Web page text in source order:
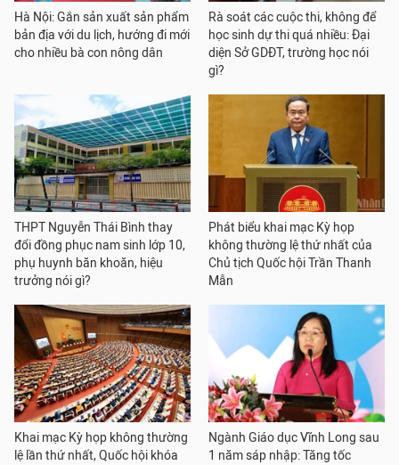
Hà Nội: Gắn sản xuất sản phẩm
bản địa với du lịch, hướng đi mới
cho nhiều bà con nông dân
Rà soát các cuộc thi, không để
học sinh dự thi quá nhiều: Đại
diện Sở GDĐT, trường học nói
gì?
THPT Nguyễn Thái Bình thay
đổi đồng phục nam sinh lớp 10,
phụ huynh băn khoăn, hiệu
trưởng nói gì?
Phát biểu khai mạc Kỳ họp
không thường lệ thứ nhất của
Chủ tịch Quốc hội Trần Thanh
Mẫn
Khai mạc Kỳ họp không thường
lệ lần thứ nhất, Quốc hội khóa
Ngành Giáo dục Vĩnh Long sau
1 năm sáp nhập: Tăng tốc